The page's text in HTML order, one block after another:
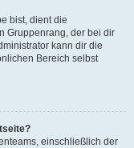
bist, dient die
Gruppenrang, der bei dir
kann dir die
Bereich selbst
einschließlich der